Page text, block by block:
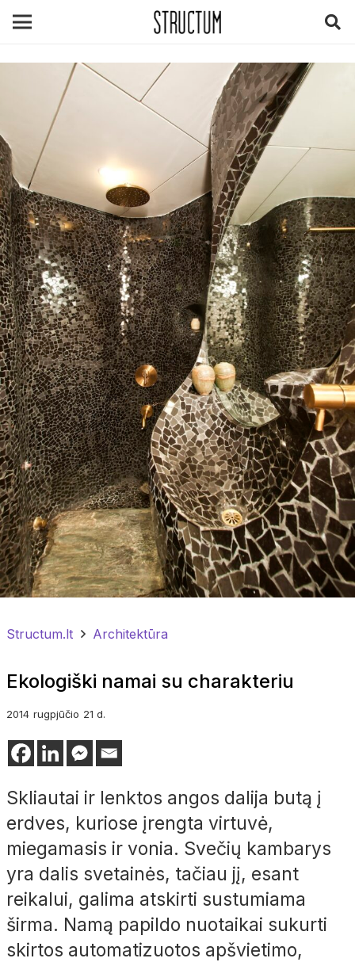
Structum.lt Architektūra
Ekologiški namai su charakteriu
2014 rugpjūčio 21 d.
Skliautai ir lenktos angos dalija butą į
erdves, kuriose įrengta virtuvė,
miegamasis ir vonia. Svečių kambarys
yra dalis svetainės, tačiau jį, esant
reikalui, galima atskirti sustumiama
širma. Namą papildo nuotaikai sukurti
skirtos automatizuotos apšvietimo,